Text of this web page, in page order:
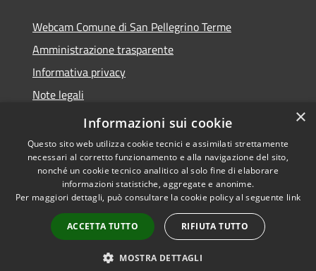
Webcam Comune di San Pellegrino Terme
Amministrazione trasparente
Informativa privacy
Note legali
Dichiarazione di accessibilità
Accessibilità
Copyright © 2026 • Comune di
San Pellegrino Terme •
Powered byMunicipium
Accesso redazione
×
Informazioni sui cookie
Questo sito web utilizza cookie tecnici e assimilati strettamente
necessari al corretto funzionamento e alla navigazione del sito,
nonché un cookie tecnico analitico al solo fine di elaborare
informazioni statistiche, aggregate e anonime.
Per maggiori dettagli, può consultare la cookie policy al seguente link
ACCETTA TUTTO RIFIUTA TUTTO
MOSTRA DETTAGLI